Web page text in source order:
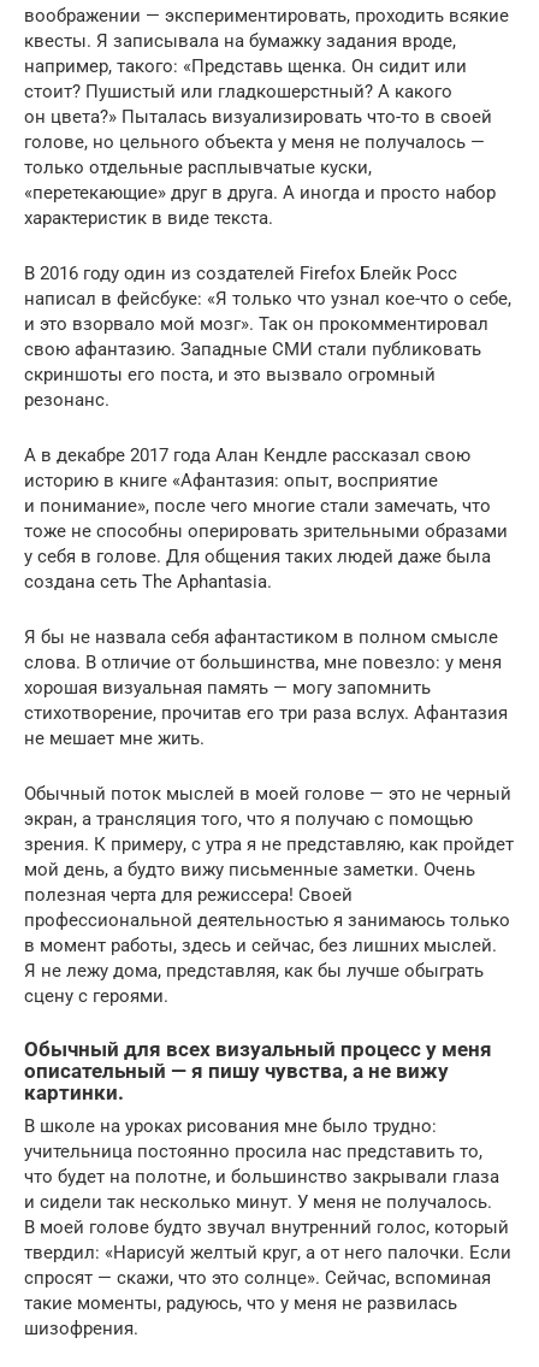
воображении — экспериментировать, проходить всякие
квесты. Я записывала на бумажку задания вроде,
например, такого: «Представь щенка. Он сидит или
стоит? Пушистый или гладкошерстный? А какого
он цвета?» Пыталась визуализировать что-то в своей
голове, но цельного объекта у меня не получалось —
только отдельные расплывчатые куски,
«перетекающие» друг в друга. А иногда и просто набор
характеристик в виде текста.
В 2016 году один из создателей Firefox Блейк Росс
написал в фейсбуке: «Я только что узнал кое-что о себе,
и это взорвало мой мозг». Так он прокомментировал
свою афантазию. Западные СМИ стали публиковать
скриншоты его поста, и это вызвало огромный
резонанс.
А в декабре 2017 года Алан Кендле рассказал свою
историю в книге «Афантазия: опыт, восприятие
и понимание», после чего многие стали замечать, что
тоже не способны оперировать зрительными образами
у себя в голове. Для общения таких людей даже была
создана сеть The Aphantasia.
Я бы не назвала себя афантастиком в полном смысле
слова. В отличие от большинства, мне повезло: у меня
хорошая визуальная память — могу запомнить
стихотворение, прочитав его три раза вслух. Афантазия
не мешает мне жить.
Обычный поток мыслей в моей голове — это не черный
экран, а трансляция того, что я получаю с помощью
зрения. К примеру, с утра я не представляю, как пройдет
мой день, а будто вижу письменные заметки. Очень
полезная черта для режиссера! Своей
профессиональной деятельностью я занимаюсь только
в момент работы, здесь и сейчас, без лишних мыслей.
Я не лежу дома, представляя, как бы лучше обыграть
сцену с героями.
Обычный для всех визуальный процесс у меня
описательный — я пишу чувства, а не вижу
картинки.
В школе на уроках рисования мне было трудно:
учительница постоянно просила нас представить то,
что будет на полотне, и большинство закрывали глаза
и сидели так несколько минут. У меня не получалось.
В моей голове будто звучал внутренний голос, который
твердил: «Нарисуй желтый круг, а от него палочки. Если
спросят — скажи, что это солнце». Сейчас, вспоминая
такие моменты, радуюсь, что у меня не развилась
шизофрения.